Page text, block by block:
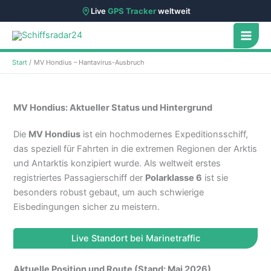
LiveGPS Trackerweltweit
Zum
Inhalt
springen
Start MV Hondius – Hantavirus-Ausbruch
MV Hondius: Aktueller Status und Hintergrund
Die MV Hondius ist ein hochmodernes Expeditionsschiff,
das speziell für Fahrten in die extremen Regionen der Arktis
und Antarktis konzipiert wurde. Als weltweit erstes
registriertes Passagierschiff der Polarklasse 6 ist sie
besonders robust gebaut, um auch schwierige
Eisbedingungen sicher zu meistern.
Live Standort bei Marinetraffic